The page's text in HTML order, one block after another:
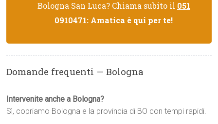
Bologna San Luca? Chiama subito il 051
0910471: Amatica è qui per te!
Domande frequenti — Bologna
Intervenite anche a Bologna?
Sì, copriamo Bologna e la provincia di BO con tempi rapidi.